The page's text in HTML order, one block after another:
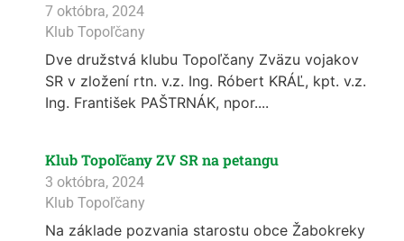
7 októbra, 2024
Klub Topoľčany
Dve družstvá klubu Topoľčany Zväzu vojakov
SR v zložení rtn. v.z. Ing. Róbert KRÁĽ, kpt. v.z.
Ing. František PAŠTRNÁK, npor....
Klub Topoľčany ZV SR na petangu
3 októbra, 2024
Klub Topoľčany
Na základe pozvania starostu obce Žabokreky